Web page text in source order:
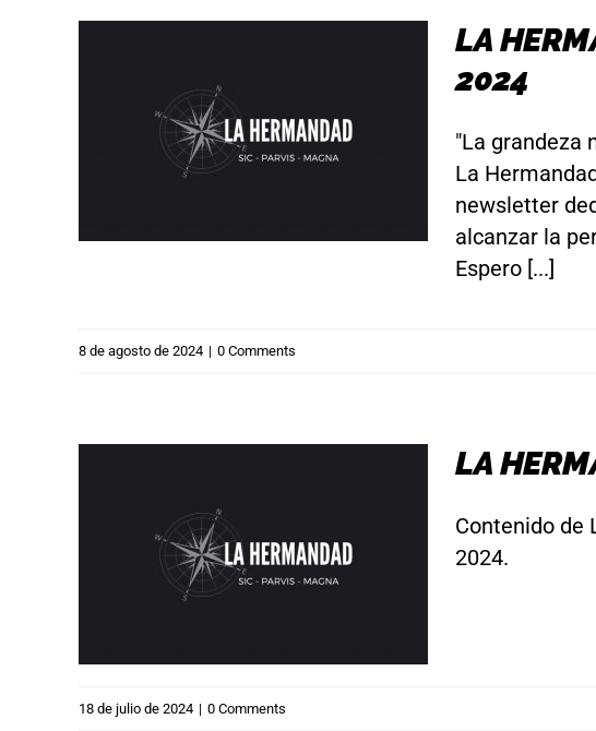
LA
2024
"La grandeza
La
newsletter
alcanzar la
Espero [...]
8 de agosto de 2024 | 0 Comments
LA
Contenido de
2024.
18 de julio de 2024 | 0 Comments